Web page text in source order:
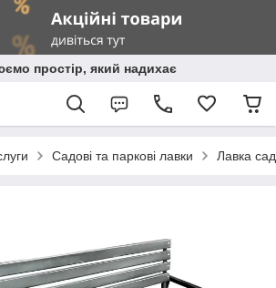
простір, який надихає
Садові та паркові лавки Лавка